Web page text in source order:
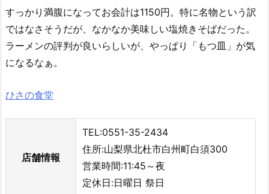
すっかり満腹になってお会計は1150円。特に名物という訳
ではなさそうだが、なかなか美味しい塩焼きそばだった。
ラーメンの評判が良いらしいが、やっぱり「もつ皿」が気
になるなぁ。
ひさの食堂
店舗情報
TEL:0551-35-2434
住所:山梨県北杜市白州町白須300
営業時間:11:45～夜
定休日:日曜日 祭日